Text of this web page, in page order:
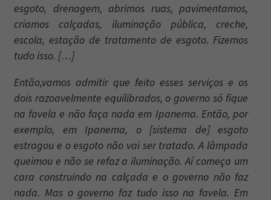
esgoto, drenagem, abrimos ruas, pavimentamos,
criamos calçadas, iluminação pública, creche,
escola, estação de tratamento de esgoto. Fizemos
tudo isso. […]
Então,vamos admitir que feito esses serviços e os
dois razoavelmente equilibrados, o governo só fique
na favela e não faça nada em Ipanema. Então, por
exemplo, em Ipanema, o [sistema de] esgoto
estragou e o esgoto não vai ser tratado. A lâmpada
queimou e não se refaz a iluminação. Aí começa um
cara construindo na calçada e o governo não faz
nada. Mas o governo faz tudo isso na favela. Em